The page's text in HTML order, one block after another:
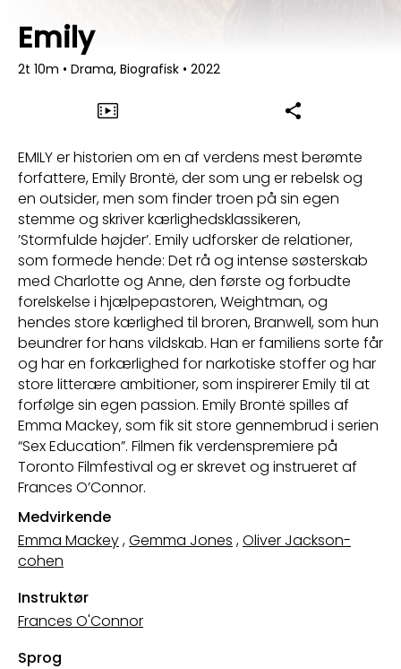
Emily
2t 10m • Drama, Biografisk • 2022
EMILY er historien om en af verdens mest berømte
forfattere, Emily Brontë, der som ung er rebelsk og
en outsider, men som finder troen på sin egen
stemme og skriver kærlighedsklassikeren,
’Stormfulde højder’. Emily udforsker de relationer,
som formede hende: Det rå og intense søsterskab
med Charlotte og Anne, den første og forbudte
forelskelse i hjælpepastoren, Weightman, og
hendes store kærlighed til broren, Branwell, som hun
beundrer for hans vildskab. Han er familiens sorte får
og har en forkærlighed for narkotiske stoffer og har
store litterære ambitioner, som inspirerer Emily til at
forfølge sin egen passion. Emily Brontë spilles af
Emma Mackey, som fik sit store gennembrud i serien
“Sex Education”. Filmen fik verdenspremiere på
Toronto Filmfestival og er skrevet og instrueret af
Frances O’Connor.
Medvirkende
Emma Mackey,Gemma Jones ,Oliver Jackson-
cohen
Instruktør
Frances O'Connor
Sprog